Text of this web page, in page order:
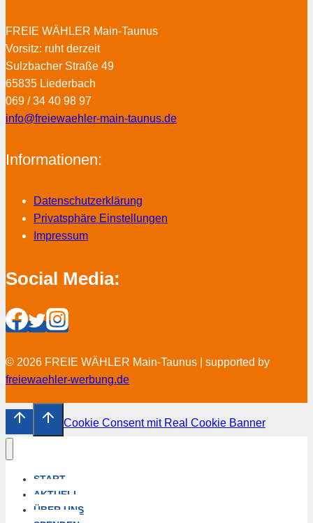
FREIE WÄHLER Main-Taunus
Vorsitz: ruht derzeit
Sulzbacher Straße 49
65835 Liederbach
069 / 34 40 98 97
info@freiewaehler-main-taunus.de
Informationen:
Datenschutzerklärung
Privatsphäre Einstellungen
Impressum
Social Media:
© 2026 FREIE WÄHLER Main-Taunus | supported by
freiewaehler-werbung.de
Cookie Consent mit Real Cookie Banner
START
AKTUELL
ÜBER UNS